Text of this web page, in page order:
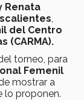
Renata
del Centro
(CARMA).
torneo, para
Femenil
mostrar a
lo proponen.